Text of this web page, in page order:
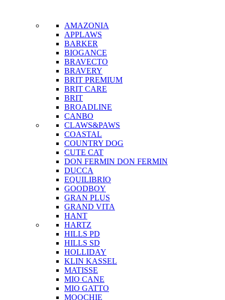
AMAZONIA
APPLAWS
BARKER
BIOGANCE
BRAVECTO
BRAVERY
BRIT PREMIUM
BRIT CARE
BRIT
BROADLINE
CANBO
CLAWS&PAWS
COASTAL
COUNTRY DOG
CUTE CAT
DON FERMIN DON FERMIN
DUCCA
EQUILIBRIO
GOODBOY
GRAN PLUS
GRAND VITA
HANT
HARTZ
HILLS PD
HILLS SD
HOLLIDAY
KLIN KASSEL
MATISSE
MIO CANE
MIO GATTO
MOOCHIE